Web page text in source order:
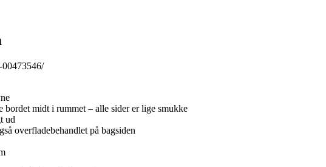
bordet midt i rummet – alle sider er lige smukke
ud
overfladebehandlet på bagsiden